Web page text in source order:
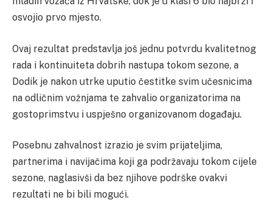
osvojio prvo mjesto.
Ovaj rezultat predstavlja još jednu potvrdu kvalitetnog
rada i kontinuiteta dobrih nastupa tokom sezone, a
Dodik je nakon utrke uputio čestitke svim učesnicima
na odličnim vožnjama te zahvalio organizatorima na
gostoprimstvu i uspješno organizovanom događaju.
Posebnu zahvalnost izrazio je svim prijateljima,
partnerima i navijačima koji ga podržavaju tokom cijele
sezone, naglasivši da bez njihove podrške ovakvi
rezultati ne bi bili mogući.